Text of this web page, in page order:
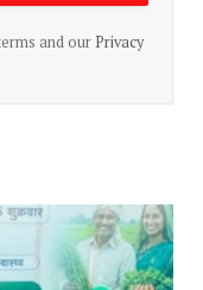
and our Privacy